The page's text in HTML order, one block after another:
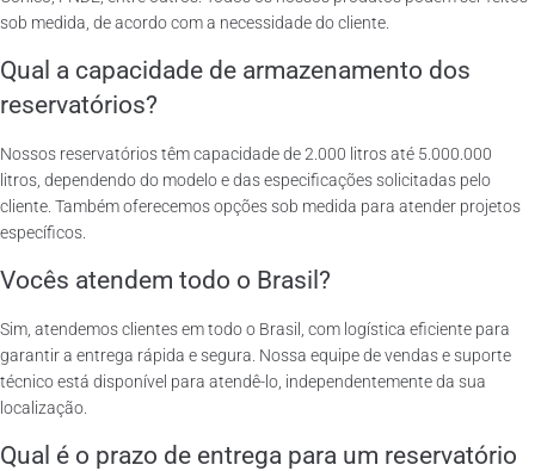
sob medida, de acordo com a necessidade do cliente.
Qual a capacidade de armazenamento dos
reservatórios?
Nossos reservatórios têm capacidade de 2.000 litros até 5.000.000
litros, dependendo do modelo e das especificações solicitadas pelo
cliente. Também oferecemos opções sob medida para atender projetos
específicos.
Vocês atendem todo o Brasil?
Sim, atendemos clientes em todo o Brasil, com logística eficiente para
garantir a entrega rápida e segura. Nossa equipe de vendas e suporte
técnico está disponível para atendê-lo, independentemente da sua
localização.
Qual é o prazo de entrega para um reservatório